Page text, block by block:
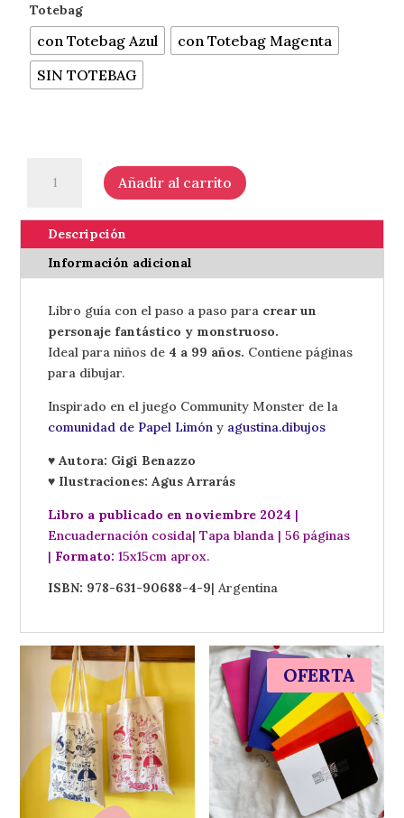
Totebag
con Totebag Azul
con Totebag Magenta
SIN TOTEBAG
Instrucciones
para
monstruo
Gigi
Benazzo
cantidad
Añadir al carrito
Descripción
Información adicional
Libro guía con el paso a paso para crear un
personaje fantástico y monstruoso.
Ideal para niños de 4 a 99 años. Contiene páginas
para dibujar.
Inspirado en el juego Community Monster de la
comunidad de Papel Limón y agustina.dibujos
♥ Autora: Gigi Benazzo
♥ Ilustraciones: Agus Arrarás
Libro a publicado en noviembre 2024 |
Encuadernación cosida| Tapa blanda | 56 páginas
| Formato: 15x15cm aprox.
ISBN: 978-631-90688-4-9| Argentina
OFERTA